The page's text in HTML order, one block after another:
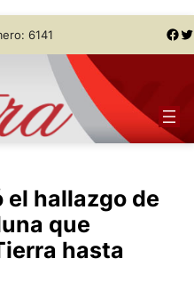
6141 Facebook Twitter
el hallazgo de
que
hasta